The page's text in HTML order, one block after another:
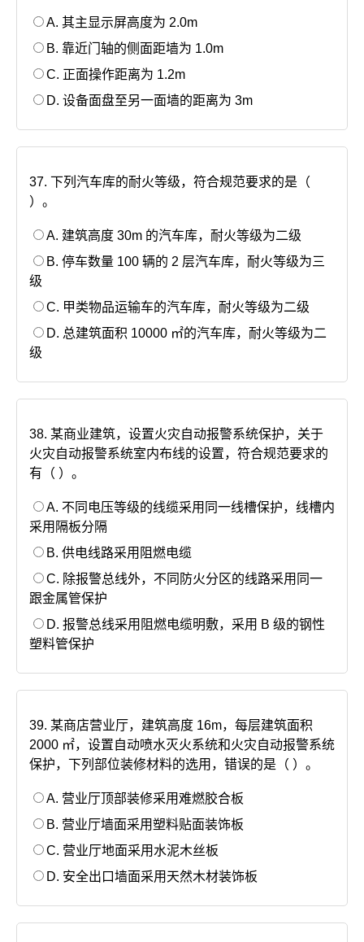
A. 其主显示屏高度为 2.0m
B. 靠近门轴的侧面距墙为 1.0m
C. 正面操作距离为 1.2m
D. 设备面盘至另一面墙的距离为 3m
37. 下列汽车库的耐火等级，符合规范要求的是（
）。
A. 建筑高度 30m 的汽车库，耐火等级为二级
B. 停车数量 100 辆的 2 层汽车库，耐火等级为三
级
C. 甲类物品运输车的汽车库，耐火等级为二级
D. 总建筑面积 10000 ㎡的汽车库，耐火等级为二
级
38. 某商业建筑，设置火灾自动报警系统保护，关于
火灾自动报警系统室内布线的设置，符合规范要求的
有（ ）。
A. 不同电压等级的线缆采用同一线槽保护，线槽内
采用隔板分隔
B. 供电线路采用阻燃电缆
C. 除报警总线外，不同防火分区的线路采用同一
跟金属管保护
D. 报警总线采用阻燃电缆明敷，采用 B 级的钢性
塑料管保护
39. 某商店营业厅，建筑高度 16m，每层建筑面积
2000 ㎡，设置自动喷水灭火系统和火灾自动报警系统
保护，下列部位装修材料的选用，错误的是（ ）。
A. 营业厅顶部装修采用难燃胶合板
B. 营业厅墙面采用塑料贴面装饰板
C. 营业厅地面采用水泥木丝板
D. 安全出口墙面采用天然木材装饰板